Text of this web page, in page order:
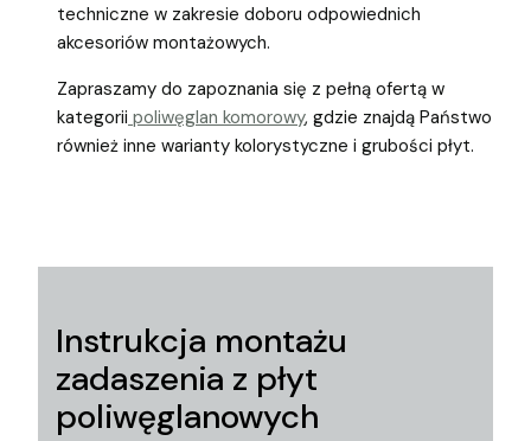
techniczne w zakresie doboru odpowiednich
akcesoriów montażowych.
Zapraszamy do zapoznania się z pełną ofertą w
kategorii poliwęglan komorowy, gdzie znajdą Państwo
również inne warianty kolorystyczne i grubości płyt.
Instrukcja montażu
zadaszenia z płyt
poliwęglanowych